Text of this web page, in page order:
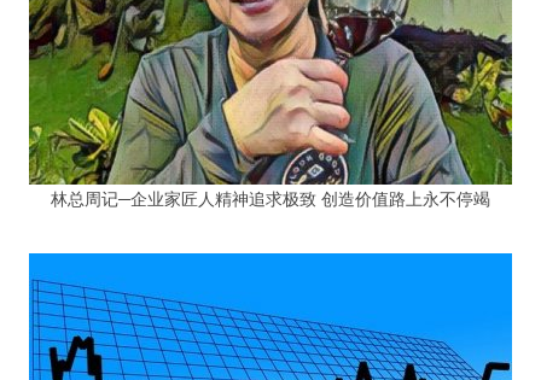
林总周记─企业家匠人精神追求极致 创造价值路上永不停竭